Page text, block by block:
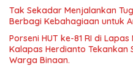
Tak Sekadar Menjalankan
Berbagi Kebahagiaan untuk
Porseni HUT ke-81 RI di
Kalapas Herdianto Tekankan
Warga Binaan.